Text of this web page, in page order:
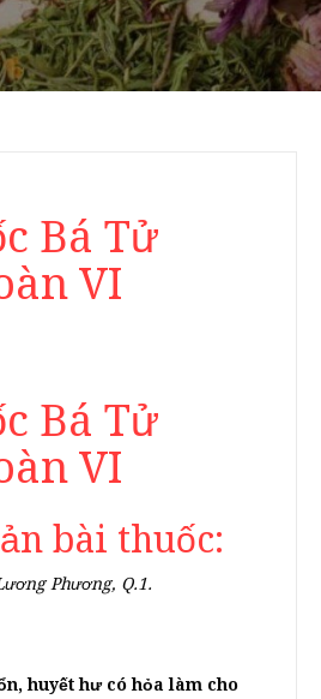
Bá Tử
VI
Bá Tử
VI
bài thuốc:
Phương, Q.1.
huyết hư có hỏa làm cho